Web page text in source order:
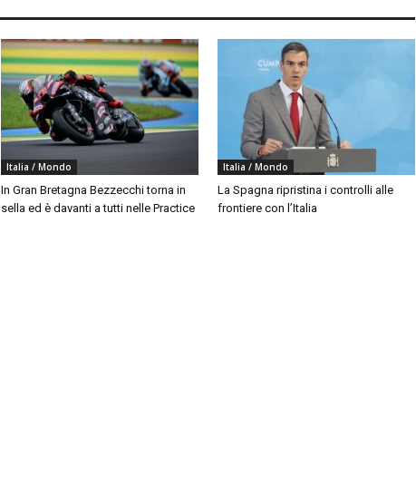
Italia / Mondo
In Gran Bretagna Bezzecchi torna in
sella ed è davanti a tutti nelle Practice
Italia / Mondo
La Spagna ripristina i controlli alle
frontiere con l’Italia